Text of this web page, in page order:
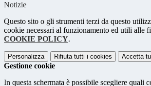
Notizie
Questo sito o gli strumenti terzi da questo
cookie necessari al funzionamento ed utili alle
COOKIE POLICY.
Personalizza Rifiuta tutti i cookies Accetta
Gestione cookie
In questa schermata è possibile scegliere quali